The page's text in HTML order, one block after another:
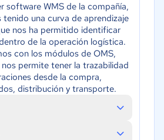
software WMS de la compañía,
una curva de aprendizaje
nos ha permitido identificar
de la operación logística.
con los módulos de OMS,
permite tener la trazabilidad
desde la compra,
distribución y transporte.